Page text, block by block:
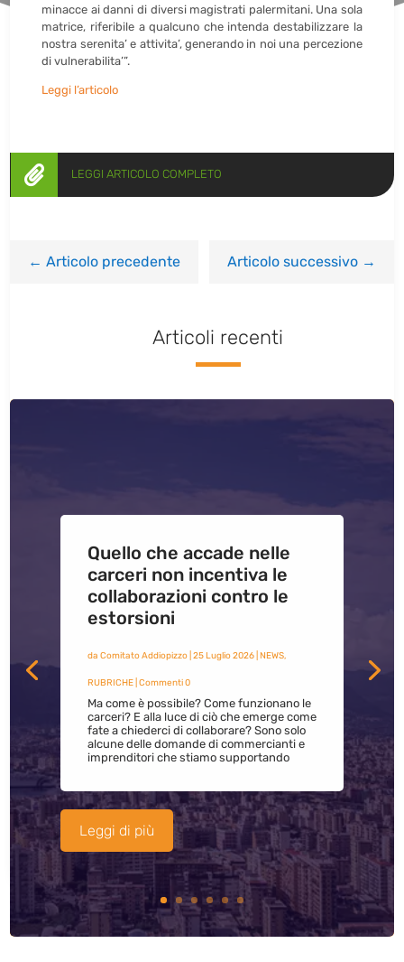
minacce ai danni di diversi magistrati palermitani. Una sola
matrice, riferibile a qualcuno che intenda destabilizzare la
nostra serenita’ e attivita’, generando in noi una percezione
di vulnerabilita’”.
Leggi l’articolo
 LEGGI ARTICOLO COMPLETO
←Articolo precedente Articolo successivo→
Articoli recenti
Quello che accade nelle
carceri non incentiva le
collaborazioni contro le
estorsioni
da Comitato Addiopizzo| 25 Luglio 2026| NEWS,
RUBRICHE| Commenti 0
Ma come è possibile? Come funzionano le
carceri? E alla luce di ciò che emerge come
fate a chiederci di collaborare? Sono solo
alcune delle domande di commercianti e
imprenditori che stiamo supportando
Leggi di più